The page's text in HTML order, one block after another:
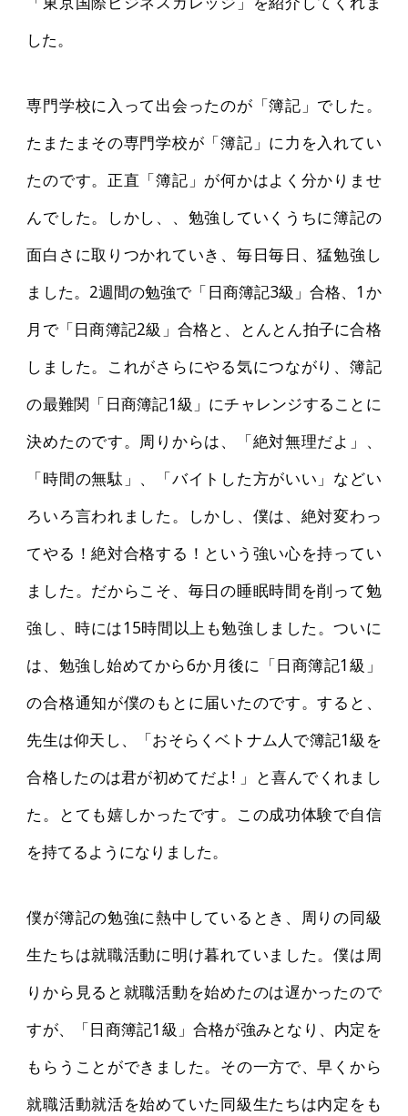
した。
専門学校に入って出会ったのが「簿記」でした。
たまたまその専門学校が「簿記」に力を入れてい
たのです。正直「簿記」が何かはよく分かりませ
んでした。しかし、、勉強していくうちに簿記の
面白さに取りつかれていき、毎日毎日、猛勉強し
ました。2週間の勉強で「日商簿記3級」合格、1か
月で「日商簿記2級」合格と、とんとん拍子に合格
しました。これがさらにやる気につながり、簿記
の最難関「日商簿記1級」にチャレンジすることに
決めたのです。周りからは、「絶対無理だよ」、
「時間の無駄」、「バイトした方がいい」などい
ろいろ言われました。しかし、僕は、絶対変わっ
てやる！絶対合格する！という強い心を持ってい
ました。だからこそ、毎日の睡眠時間を削って勉
強し、時には15時間以上も勉強しました。ついに
は、勉強し始めてから6か月後に「日商簿記1級」
の合格通知が僕のもとに届いたのです。すると、
先生は仰天し、「おそらくベトナム人で簿記1級を
合格したのは君が初めてだよ! 」と喜んでくれまし
た。とても嬉しかったです。この成功体験で自信
を持てるようになりました。
僕が簿記の勉強に熱中しているとき、周りの同級
生たちは就職活動に明け暮れていました。僕は周
りから見ると就職活動を始めたのは遅かったので
すが、「日商簿記1級」合格が強みとなり、内定を
もらうことができました。その一方で、早くから
就職活動就活を始めていた同級生たちは内定をも